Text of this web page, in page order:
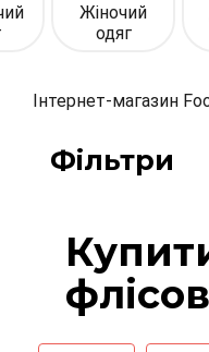
Жіночий
одяг
Інтернет-магазин
Фільтри